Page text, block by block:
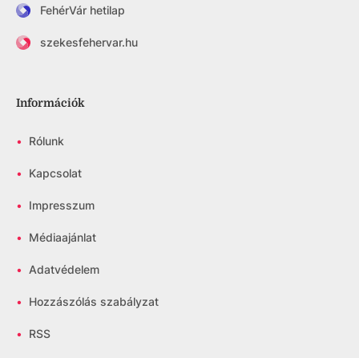
FehérVár hetilap
szekesfehervar.hu
Információk
• Rólunk
• Kapcsolat
• Impresszum
• Médiaajánlat
• Adatvédelem
• Hozzászólás szabályzat
• RSS